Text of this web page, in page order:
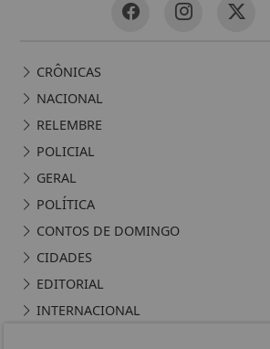
CRÔNICAS
NACIONAL
RELEMBRE
POLICIAL
GERAL
POLÍTICA
CONTOS DE DOMINGO
CIDADES
EDITORIAL
INTERNACIONAL